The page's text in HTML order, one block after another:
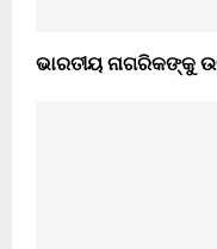
ଭାରତୀୟ ନାଗରିକଙ୍କୁ